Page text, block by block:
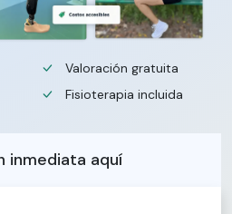
Valoración gratuita
Fisioterapia incluida
inmediata aquí